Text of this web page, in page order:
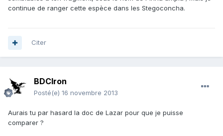
continue de ranger cette espèce dans les Stegoconcha.
Citer
BDCIron
Posté(e) 16 novembre 2013
Aurais tu par hasard la doc de Lazar pour que je puisse
comparer ?